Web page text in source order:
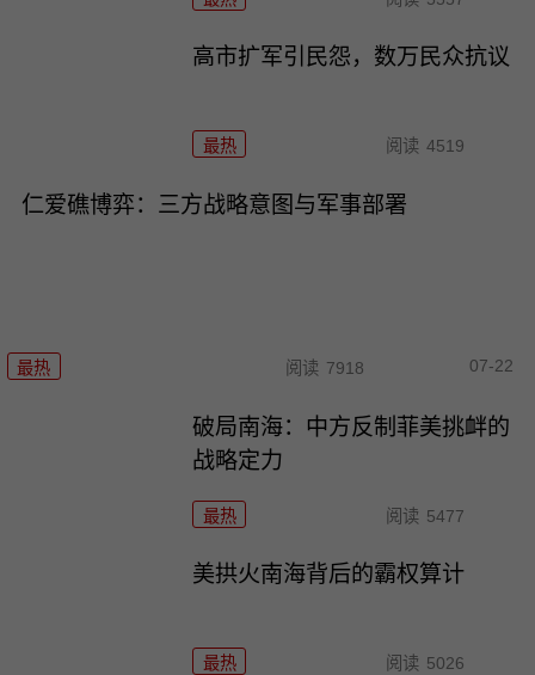
高市扩军引民怨，数万民众抗议
最热 阅读 4519
仁爱礁博弈：三方战略意图与军事部署
最热 阅读 7918 07-22
破局南海：中方反制菲美挑衅的
战略定力
最热 阅读 5477
美拱火南海背后的霸权算计
最热 阅读 5026